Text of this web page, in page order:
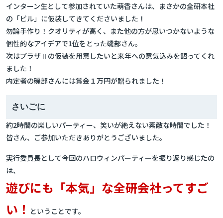
インターン生として参加されていた萌香さんは、まさかの全研本社
の「ビル」に仮装してきてくださいました！
勿論手作り！クオリティが高く、また他の方が思いつかないような
個性的なアイデアで1位をとった磯部さん。
次はプラザⅡの仮装を用意したいと来年への意気込みを語ってくれ
ました！
内定者の磯部さんには賞金１万円が贈られました！
さいごに
約2時間の楽しいパーティー、笑いが絶えない素敵な時間でした！
皆さん、ご参加いただきありがとうございました。
実行委員長として今回のハロウィンパーティーを振り返り感じたの
は、
遊びにも「本気」な全研会社ってすご
い！ ということです。